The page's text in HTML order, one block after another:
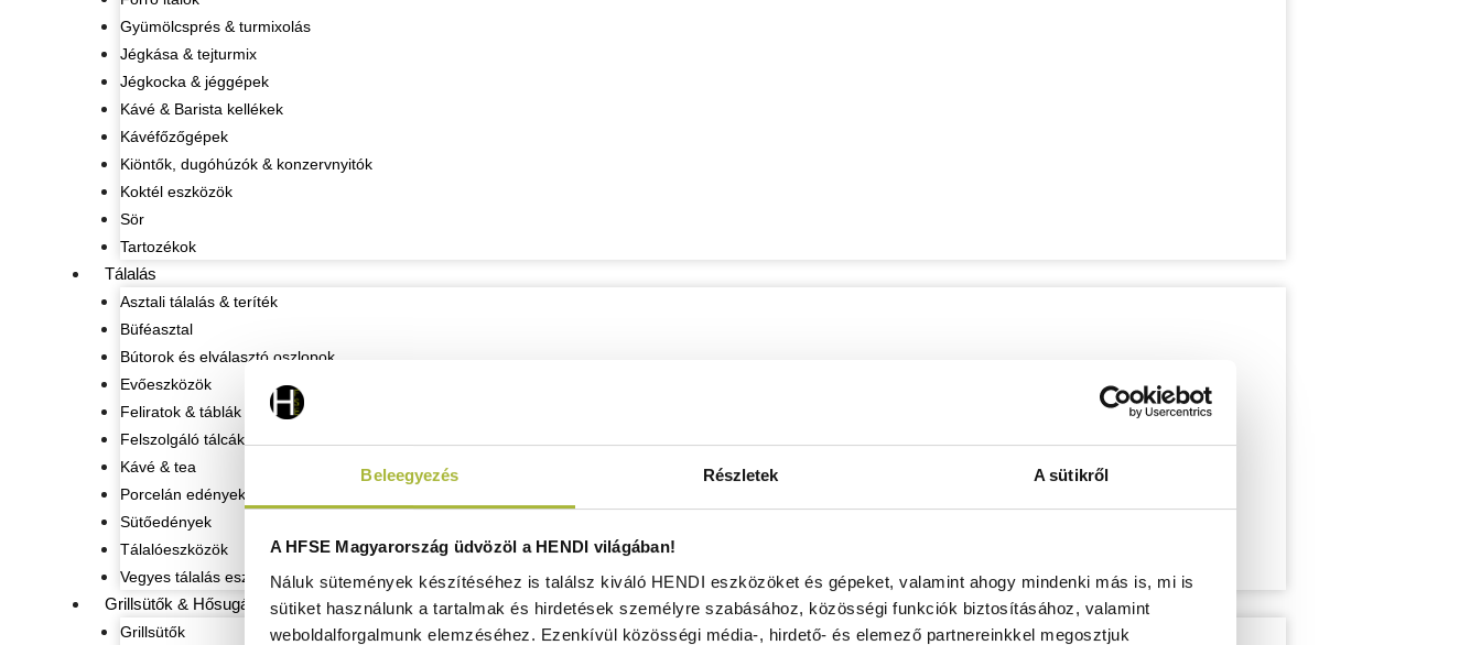
Beleegyezés Részletek A sütikről
A HFSE Magyarország üdvözöl a HENDI világában!
Náluk sütemények készítéséhez is találsz kiváló HENDI eszközöket és gépeket, valamint ahogy mindenki más is, mi is
sütiket használunk a tartalmak és hirdetések személyre szabásához, közösségi funkciók biztosításához, valamint
weboldalforgalmunk elemzéséhez. Ezenkívül közösségi média-, hirdető- és elemező partnereinkkel megosztjuk
Gyümölcsprés & turmixolás
Jégkása & tejturmix
Jégkocka & jéggépek
Kávé & Barista kellékek
Kávéfőzőgépek
Kiöntők, dugóhúzók & konzervnyitók
Koktél eszközök
Sör
Tartozékok
Tálalás
Asztali tálalás & teríték
Büféasztal
Bútorok és elválasztó oszlopok
Evőeszközök
Feliratok & táblák
Felszolgáló tálcák
Kávé & tea
Porcelán edények
Sütőedények
Tálalóeszközök
Vegyes tálalás eszközök
Grillsütők & Hősugárzók
Grillsütők